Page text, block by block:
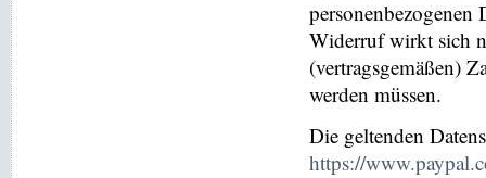
personenbezogenen
Widerruf wirkt sich
(vertragsgemäßen)
werden müssen.
Die geltenden
https://